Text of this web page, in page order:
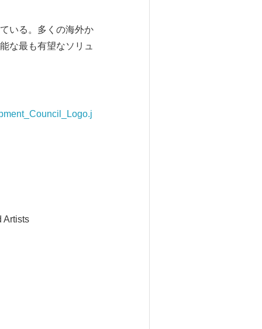
いる。多くの海外か
な最も有望なソリュ
Artists